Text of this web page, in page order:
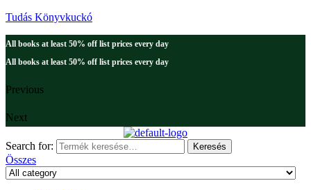
Tudás Könyvkuckó
All books at least 50% off list prices every day
All books at least 50% off list prices every day
Previous
Next
Search for: Keresés
Összes